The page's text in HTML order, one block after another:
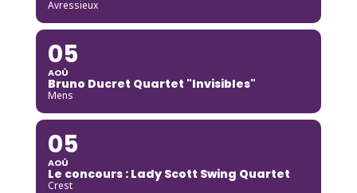
Avressieux
05
AOÛ
Bruno Ducret Quartet "Invisibles"
Mens
05
AOÛ
Le concours : Lady Scott Swing Quartet
Crest